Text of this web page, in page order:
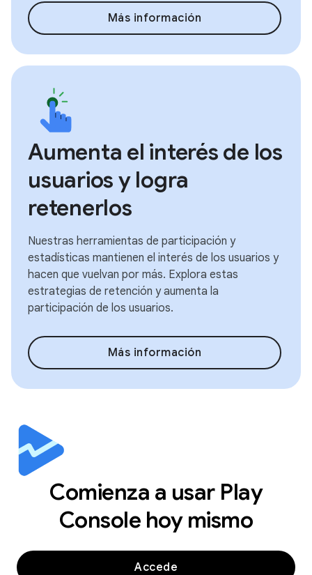
Más información
Aumenta el interés de los
usuarios y logra
retenerlos
Nuestras herramientas de participación y
estadísticas mantienen el interés de los usuarios y
hacen que vuelvan por más. Explora estas
estrategias de retención y aumenta la
participación de los usuarios.
Más información
Comienza a usar Play
Console hoy mismo
Accede